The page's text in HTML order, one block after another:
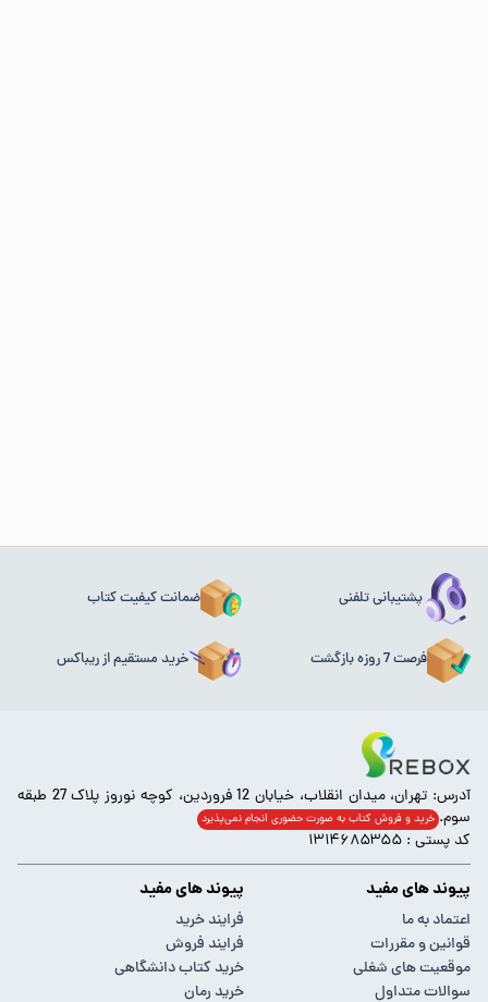
پشتیبانی تلفنی ضمانت کیفیت کتاب
فرصت 7 روزه بازگشت خرید مستقیم از ریباکس
آدرس: تهران، میدان انقلاب، خیابان 12 فروردین، کوچه نوروز پلاک 27 طبقه
سوم. خرید و فروش کتاب به صورت حضوری انجام‌ نمی‌پذیرد
کد پستی : ۱۳۱۴۶۸۵۳۵۵
پیوند های مفید
اعتماد به ما
قوانین و مقررات
موقعیت های شغلی
سوالات متداول
پیوند های مفید
فرایند خرید
فرایند فروش
خرید کتاب دانشگاهی
خرید رمان